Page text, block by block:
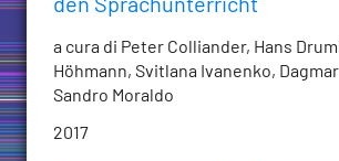
den Sprachunterricht
a cura di Peter Colliander, Hans
Höhmann, Svitlana Ivanenko,
Sandro Moraldo
2017